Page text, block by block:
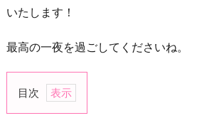
いたします！
最高の一夜を過ごしてくださいね。
目次
1.